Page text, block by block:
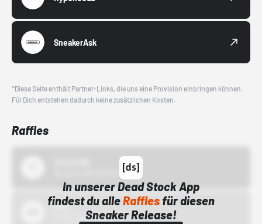
SneakerAsk
*Diese Seite enthält Partner-Links, die uns eine Provision einbringen können.
Für Dich entstehen dadurch keine zusätzlichen Kosten.
Raffles
In unserer Dead Stock App
findest du alleRafflesfür diesen
Sneaker Release!
Bstn
01.10.22 00:00 Uhr